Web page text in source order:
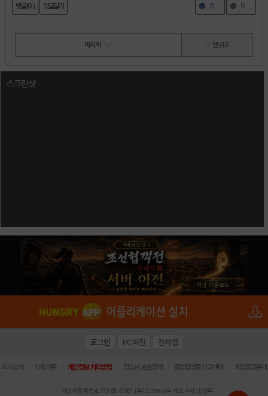
댓글(0 ) 댓글달기 0 0
마지막 맨 위로
스크린샷
로그인 PC버전 전체앱
회사소개 이용약관 개인정보 처리방침 청소년 보호정책 불법촬영물 신고센터 제휴광고문의
사업자등록번호:119-86-61101 (주)스마트나우 대표이사:송현두